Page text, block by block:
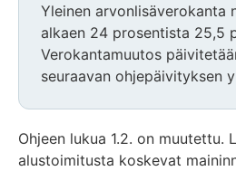
Yleinen arvonlisäverokanta
alkaen 24 prosentista 25,5
Verokantamuutos
seuraavan ohjepäivityksen
Ohjeen lukua 1.2. on muutettu.
alustoimitusta koskevat